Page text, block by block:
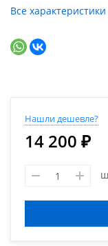
Все характеристики
Нашли дешевле?
14 200 ₽